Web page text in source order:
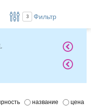
3 Фильтр
название цена